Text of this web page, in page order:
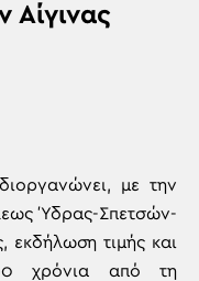
Αίγινας
με την
Ύδρας-Σπετσών-
εκδήλωση τιμής και
χρόνια από τη